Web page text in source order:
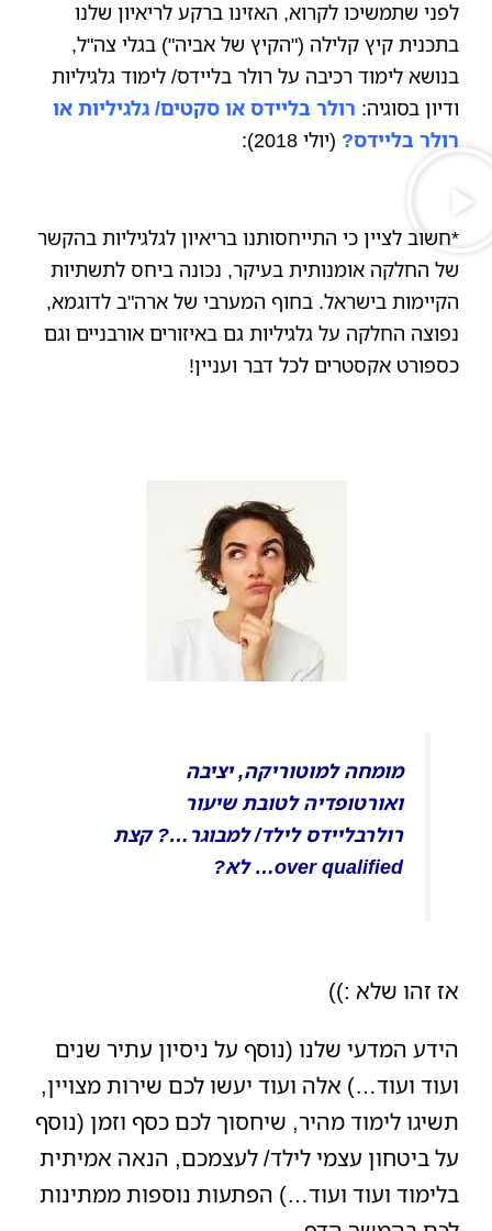
לפני שתמשיכו לקרוא, האזינו ברקע לריאיון שלנו
בתכנית קיץ קלילה ("הקיץ של אביה") בגלי צה"ל,
בנושא לימוד רכיבה על רולר בליידס/ לימוד גלגיליות
ודיון בסוגיה: רולר בליידס או סקטים/ גלגיליות או
רולר בליידס? (יולי 2018):
*חשוב לציין כי התייחסותנו בריאיון לגלגיליות בהקשר
של החלקה אומנותית בעיקר, נכונה ביחס לתשתיות
הקיימות בישראל. בחוף המערבי של ארה"ב לדוגמא,
נפוצה החלקה על גלגיליות גם באיזורים אורבניים וגם
כספורט אקסטרים לכל דבר ועניין!
מומחה למוטוריקה, יציבה
ואורטופדיה לטובת שיעור
רולרבליידס לילד/ למבוגר…? קצת
over qualified… לא?
אז זהו שלא :))
הידע המדעי שלנו (נוסף על ניסיון עתיר שנים
ועוד ועוד…) אלה ועוד יעשו לכם שירות מצויין,
תשיגו לימוד מהיר, שיחסוך לכם כסף וזמן (נוסף
על ביטחון עצמי לילד/ לעצמכם, הנאה אמיתית
בלימוד ועוד ועוד…) הפתעות נוספות ממתינות